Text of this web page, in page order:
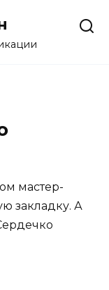
мастер-
закладку. А